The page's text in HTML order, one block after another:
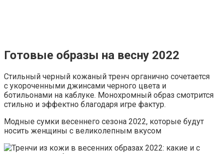
Готовые образы на весну 2022
Стильный черный кожаный тренч органично сочетается
с укороченными джинсами черного цвета и
ботильонами на каблуке. Монохромный образ смотрится
стильно и эффектно благодаря игре фактур.
Модные сумки весеннего сезона 2022, которые будут
носить женщины с великолепным вкусом